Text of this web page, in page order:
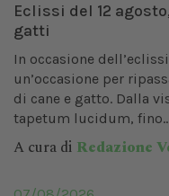
Eclissi del 12
gatti
In occasione
un’occasione per
di cane e gatto. Dalla
tapetum lucidum,
A cura di Redazione